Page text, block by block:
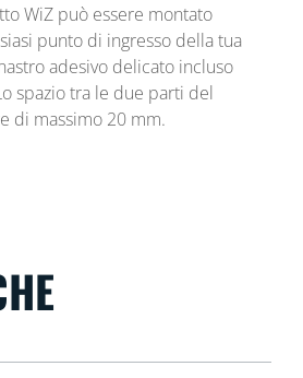
WiZ può essere montato
punto di ingresso della tua
adesivo delicato incluso
spazio tra le due parti del
di massimo 20 mm.